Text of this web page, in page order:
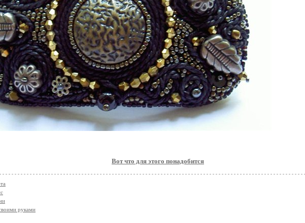
Вот что для этого понадобится
руками